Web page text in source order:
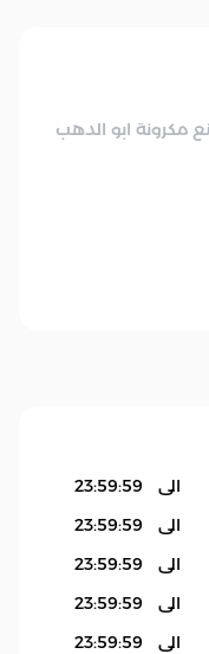
مكرونة ابو الدهب
الى
23:59:59
الى
23:59:59
الى
23:59:59
الى
23:59:59
الى
23:59:59